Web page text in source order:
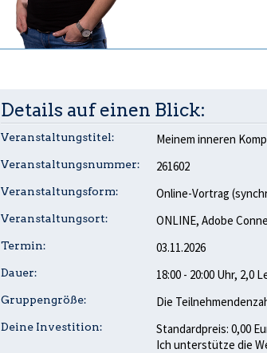
Details auf einen Blick:
Veranstaltungstitel: Meinem inneren
Veranstaltungsnummer: 261602
Veranstaltungsform: Online-Vortrag
Veranstaltungsort: ONLINE, Adobe
Termin: 03.11.2026
Dauer: 18:00 - 20:00 Uhr, 2,0
Gruppengröße: Die
Deine Investition:
Standardpreis: 0,00
Ich unterstütze die